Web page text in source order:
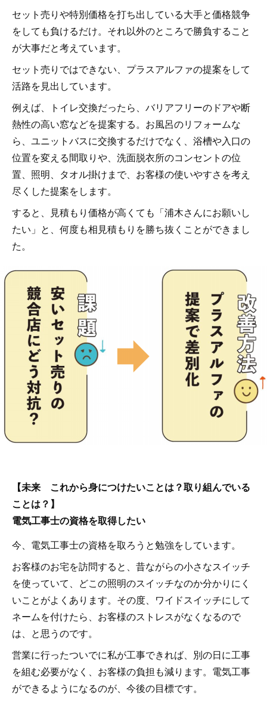
セット売りや特別価格を打ち出している大手と価格競争
をしても負けるだけ。それ以外のところで勝負すること
が大事だと考えています。
セット売りではできない、プラスアルファの提案をして
活路を見出しています。
例えば、トイレ交換だったら、バリアフリーのドアや断
熱性の高い窓などを提案する。お風呂のリフォームな
ら、ユニットバスに交換するだけでなく、浴槽や入口の
位置を変える間取りや、洗面脱衣所のコンセントの位
置、照明、タオル掛けまで、お客様の使いやすさを考え
尽くした提案をします。
すると、見積もり価格が高くても「浦木さんにお願いし
たい」と、何度も相見積もりを勝ち抜くことができまし
た。
【未来 これから身につけたいことは？取り組んでいる
ことは？】
電気工事士の資格を取得したい
今、電気工事士の資格を取ろうと勉強をしています。
お客様のお宅を訪問すると、昔ながらの小さなスイッチ
を使っていて、どこの照明のスイッチなのか分かりにく
いことがよくあります。その度、ワイドスイッチにして
ネームを付けたら、お客様のストレスがなくなるので
は、と思うのです。
営業に行ったついでに私が工事できれば、別の日に工事
を組む必要がなく、お客様の負担も減ります。電気工事
ができるようになるのが、今後の目標です。